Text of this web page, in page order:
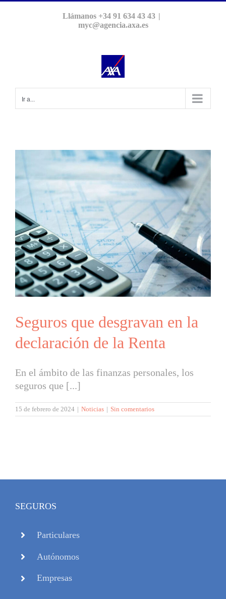
Llámanos +34 91 634 43 43 |
myc@agencia.axa.es
Ir a...
Seguros que desgravan en la
declaración de la Renta
En el ámbito de las finanzas personales, los
seguros que [...]
15 de febrero de 2024 | Noticias | Sin comentarios
SEGUROS
Particulares
Autónomos
Empresas